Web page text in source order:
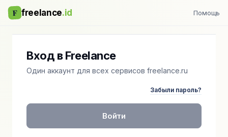
F freelance.id Помощь
Вход в Freelance
Один аккаунт для всех сервисов freelance.ru
Забыли пароль?
Войти